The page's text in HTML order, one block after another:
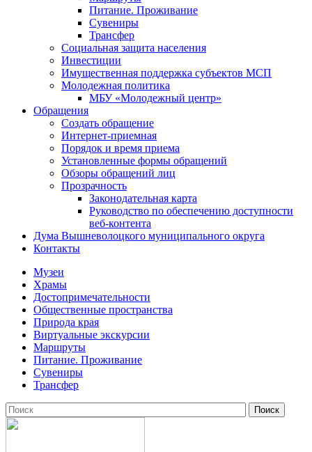
Питание. Проживание
Сувениры
Трансфер
Социальная защита населения
Инвестиции
Имущественная поддержка субъектов МСП
Молодежная политика
МБУ «Молодежный центр»
Обращения
Создать обращение
Интернет-приемная
Порядок и время приема
Установленные формы обращений
Обзоры обращений лиц
Прозрачность
Законодательная карта
Руководство по обеспечению доступности
веб-контента
Дума Вышневолоцкого муниципального округа
Контакты
Музеи
Храмы
Достопримечательности
Общественные пространства
Природа края
Виртуальные экскурсии
Маршруты
Питание. Проживание
Сувениры
Трансфер